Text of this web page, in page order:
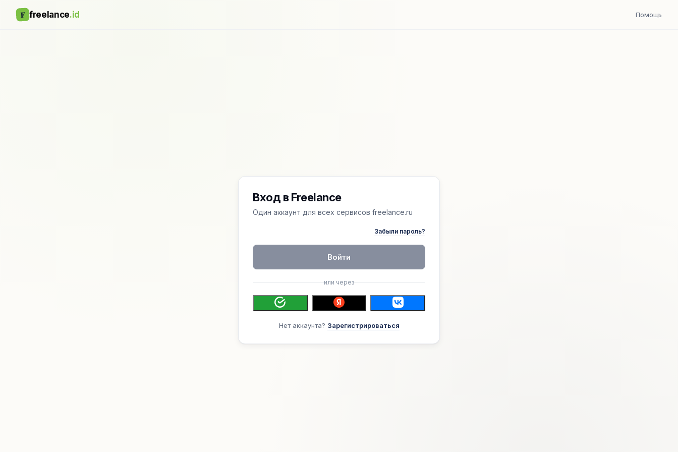
F freelance.id Помощь
Вход в Freelance
Один аккаунт для всех сервисов freelance.ru
Забыли пароль?
Войти
или через
Нет аккаунта? Зарегистрироваться